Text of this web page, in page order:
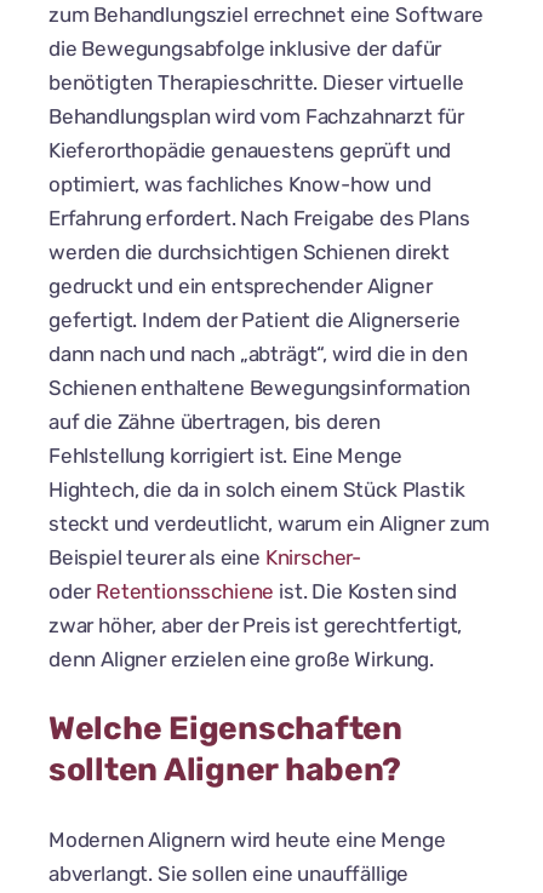
zum Behandlungsziel errechnet eine Software
die Bewegungsabfolge inklusive der dafür
benötigten Therapieschritte. Dieser virtuelle
Behandlungsplan wird vom Fachzahnarzt für
Kieferorthopädie genauestens geprüft und
optimiert, was fachliches Know-how und
Erfahrung erfordert. Nach Freigabe des Plans
werden die durchsichtigen Schienen direkt
gedruckt und ein entsprechender Aligner
gefertigt. Indem der Patient die Alignerserie
dann nach und nach „abträgt“, wird die in den
Schienen enthaltene Bewegungsinformation
auf die Zähne übertragen, bis deren
Fehlstellung korrigiert ist. Eine Menge
Hightech, die da in solch einem Stück Plastik
steckt und verdeutlicht, warum ein Aligner zum
Beispiel teurer als eine Knirscher-
oder Retentionsschiene ist. Die Kosten sind
zwar höher, aber der Preis ist gerechtfertigt,
denn Aligner erzielen eine große Wirkung.
Welche Eigenschaften
sollten Aligner haben?
Modernen Alignern wird heute eine Menge
abverlangt. Sie sollen eine unauffällige